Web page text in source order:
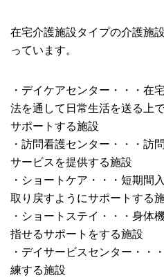
在宅介護施設タイプの介護施
っています。
・デイケアセンター・・・在
法を通して日常生活を送る上
サポートする施設
・訪問看護センター・・・訪
サービスを提供する施設
・ショートケア・・・短期間
取り戻すようにサポートする
・ショートステイ・・・身体
指せるサポートをする施設
・デイサービスセンター・・
練する施設